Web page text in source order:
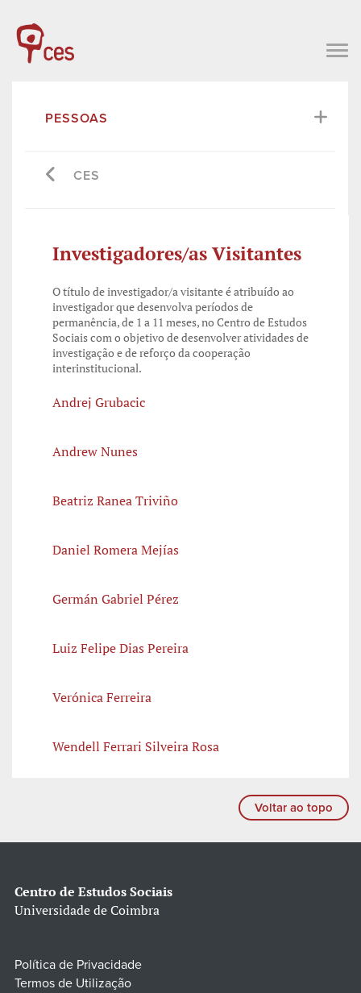
PESSOAS
CES
Investigadores/as Visitantes
O título de investigador/a visitante é atribuído ao
investigador que desenvolva períodos de
permanência, de 1 a 11 meses, no Centro de Estudos
Sociais com o objetivo de desenvolver atividades de
investigação e de reforço da cooperação
interinstitucional.
Andrej Grubacic
Andrew Nunes
Beatriz Ranea Triviño
Daniel Romera Mejías
Germán Gabriel Pérez
Luiz Felipe Dias Pereira
Verónica Ferreira
Wendell Ferrari Silveira Rosa
Voltar ao topo
Centro de Estudos Sociais
Universidade de Coimbra
Política de Privacidade
Termos de Utilização